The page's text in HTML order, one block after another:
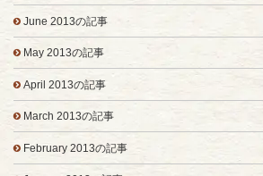
June 2013の記事
May 2013の記事
April 2013の記事
March 2013の記事
February 2013の記事